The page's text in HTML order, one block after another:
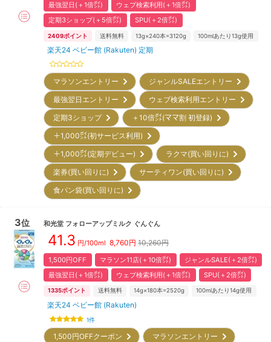
最強翌日(＋1倍㌽)
ウェブ検索利用(＋1倍㌽)
定期3ショップ(＋5倍㌽)
SPU(＋2倍㌽)
2409ポイント 送料無料 13g×240本=3120g 100mlあたり13g使用
楽天24 ベビー館 (Rakuten) 定期
マラソンエントリー
ジャンルSALEエントリー
最強翌日エントリー
ウェブ検索利用エントリー
定期3ショップ
＋10倍㌽(ママ割 初登録)
＋1,000㌽(初サービス利用)
＋1,000㌽(定期デビュー)
ラクマ(買い回りに)
楽券(買い回りに)
サーティワン(買い回りに)
食パン袋(買い回りに)
3位 和光堂 フォローアップミルク ぐんぐん
41.3 円/100ml 8,760円 10,260円
1,500円OFF マラソン11店(＋10倍㌽)
ジャンルSALE(＋2倍㌽)
最強翌日(＋1倍㌽)
ウェブ検索利用(＋1倍㌽) SPU(＋2倍㌽)
1335ポイント 送料無料 14g×180本=2520g 100mlあたり14g使用
楽天24 ベビー館 (Rakuten)
1件
1,500円OFFクーポン
マラソンエントリー